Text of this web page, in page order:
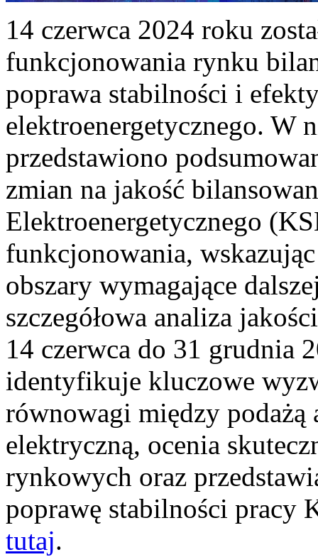
14 czerwca 2024 roku
funkcjonowania rynku
poprawa stabilności i
elektroenergetycznego. W
przedstawiono
zmian na jakość
Elektroenergetycznego
funkcjonowania,
obszary wymagające
szczegółowa analiza
14 czerwca do 31 grudnia
identyfikuje kluczowe
równowagi między podażą
elektryczną, ocenia
rynkowych oraz
poprawę stabilności pracy
tutaj.